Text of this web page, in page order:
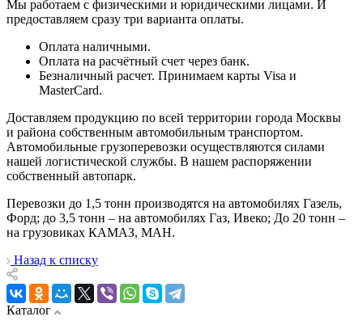
Мы работаем с физическими и юридическими лицами. И
предоставляем сразу три варианта оплаты.
Оплата наличными.
Оплата на расчётный счет через банк.
Безналичный расчет. Принимаем карты Visa и
MasterCard.
Доставляем продукцию по всей территории города Москвы
и района собственным автомобильным транспортом.
Автомобильные грузоперевозки осуществляются силами
нашей логистической службы. В нашем распоряжении
собственный автопарк.
Перевозки до 1,5 тонн производятся на автомобилях Газель,
Форд; до 3,5 тонн – на автомобилях Газ, Ивеко; До 20 тонн –
на грузовиках КАМАЗ, МАН.
Назад к списку
Каталог